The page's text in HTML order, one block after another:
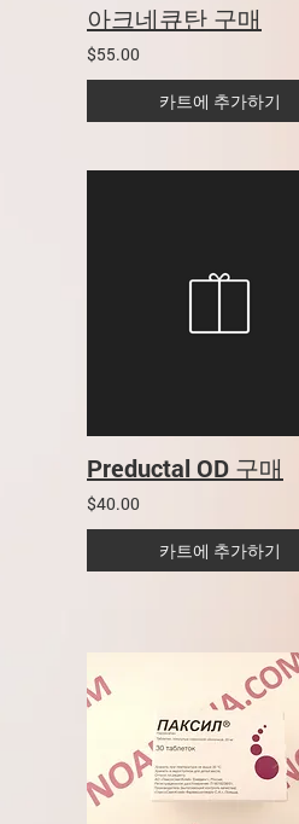
아크네큐탄 구매
$55.00
카트에 추가하기
Preductal OD 구매
$40.00
카트에 추가하기